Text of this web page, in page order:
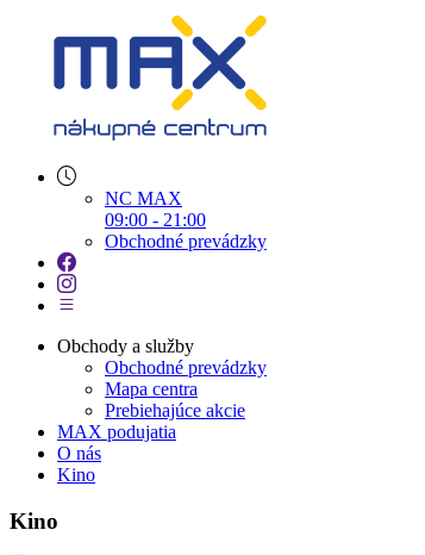
NC MAX
09:00 - 21:00
Obchodné prevádzky
Obchody a služby
Obchodné prevádzky
Mapa centra
Prebiehajúce akcie
MAX podujatia
O nás
Kino
Kino